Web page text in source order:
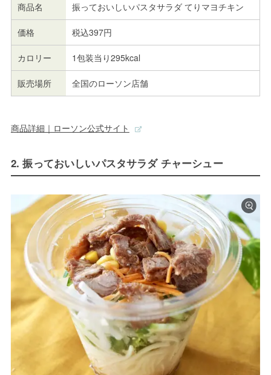
商品名 振っておいしいパスタサラダ てりマヨチキン
価格 税込397円
カロリー 1包装当り295kcal
販売場所 全国のローソン店舗
商品詳細｜ローソン公式サイト
2. 振っておいしいパスタサラダ チャーシュー